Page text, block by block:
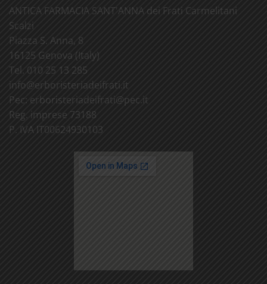
ANTICA FARMACIA SANT'ANNA dei Frati Carmelitani
Scalzi
Piazza S. Anna, 8
16125 Genova (Italy)
Tel. 010 25 13 285
info@erboristeriadeifrati.it
Pec: erboristeriadeifrati@pec.it
Reg. imprese 73188
P. IVA IT00624930103